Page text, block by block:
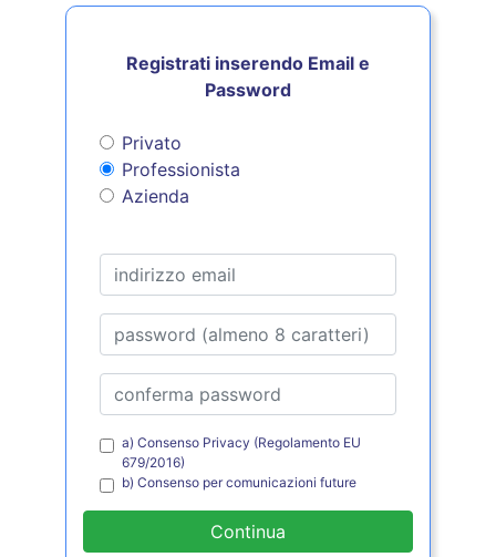
Registrati inserendo Email e
Password
Privato
Professionista
Azienda
a) Consenso Privacy (Regolamento EU
679/2016)
b) Consenso per comunicazioni future
Continua